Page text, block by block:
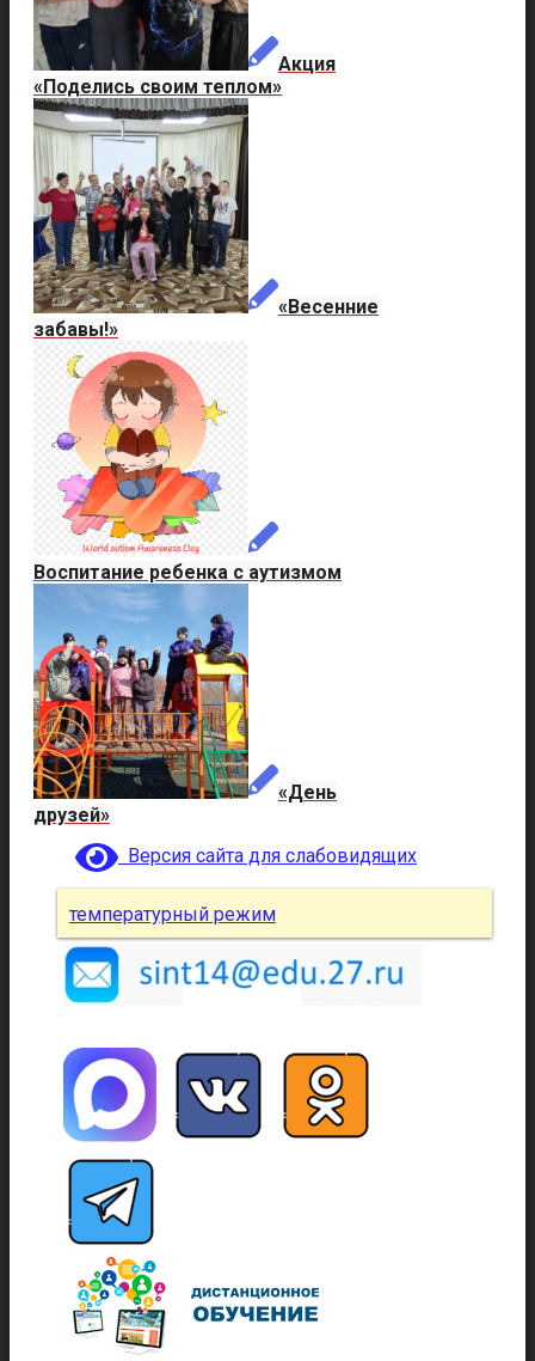
Акция
«Поделись своим теплом»
«Весенние
забавы!»
Воспитание ребенка с аутизмом
«День
друзей»
Версия сайта для слабовидящих
температурный режим